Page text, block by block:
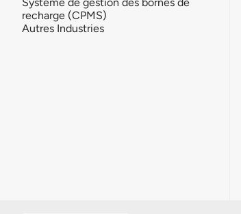
recharge (CPMS)
Autres Industries